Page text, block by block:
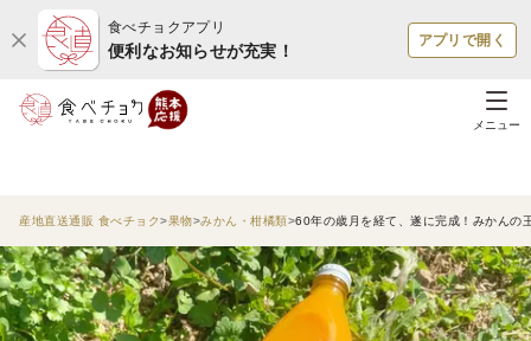
食べチョクアプリ
便利なお知らせが充実！
アプリで開く
メニュー
産地直送通販 食べチョク 果物 みかん・柑橘類 60年の歳月を経て、遂に完成！みかんの